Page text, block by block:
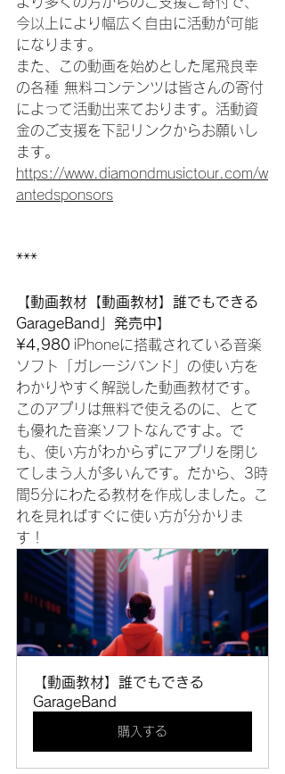
今以上により幅広く自由に活動が可能
になります。
また、この動画を始めとした尾飛良幸
の各種 無料コンテンツは皆さんの寄付
によって活動出来ております。活動資
金のご支援を下記リンクからお願いし
ます。
https://www.diamondmusictour.com/w
antedsponsors
***
【動画教材【動画教材】誰でもできる
GarageBand」発売中】
¥4,980 iPhoneに搭載されている音楽
ソフト「ガレージバンド」の使い方を
わかりやすく解説した動画教材です。
このアプリは無料で使えるのに、とて
も優れた音楽ソフトなんですよ。で
も、使い方がわからずにアプリを閉じ
てしまう人が多いんです。だから、3時
間5分にわたる教材を作成しました。こ
れを見ればすぐに使い方が分かりま
す！
【動画教材】誰でもできる
GarageBand
購入する